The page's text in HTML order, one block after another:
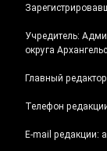
Учредитель:
округа
Главный
Телефон
E-mail редакции: